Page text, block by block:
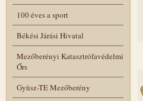
100 éves a sport
Békési Járási Hivatal
Mezőberényi Katasztrófavédelmi
Őrs
Gyüsz-TE Mezőberény